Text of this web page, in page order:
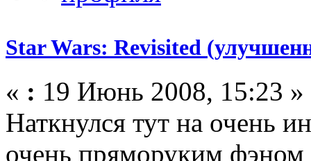
Star Wars: Revisited
« : 19 Июнь 2008, 15:23 »
Наткнулся тут на очень
очень пряморуким фэном